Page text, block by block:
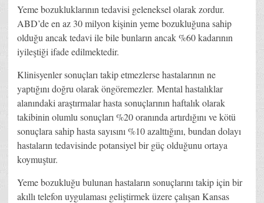
Yeme bozukluklarının tedavisi geleneksel olarak zordur.
ABD’de en az 30 milyon kişinin yeme bozukluğuna sahip
olduğu ancak tedavi ile bile bunların ancak %60 kadarının
iyileştiği ifade edilmektedir.
Klinisyenler sonuçları takip etmezlerse hastalarının ne
yaptığını doğru olarak öngöremezler. Mental hastalıklar
alanındaki araştırmalar hasta sonuçlarının haftalık olarak
takibinin olumlu sonuçları %20 oranında artırdığını ve kötü
sonuçlara sahip hasta sayısını %10 azalttığını, bundan dolayı
hastaların tedavisinde potansiyel bir güç olduğunu ortaya
koymuştur.
Yeme bozukluğu bulunan hastaların sonuçlarını takip için bir
akıllı telefon uygulaması geliştirmek üzere çalışan Kansas